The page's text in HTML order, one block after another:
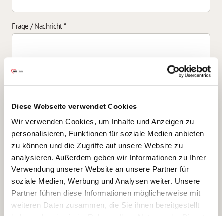
Diese Webseite verwendet Cookies
Wir verwenden Cookies, um Inhalte und Anzeigen zu
personalisieren, Funktionen für soziale Medien anbieten
zu können und die Zugriffe auf unsere Website zu
analysieren. Außerdem geben wir Informationen zu Ihrer
Verwendung unserer Website an unsere Partner für
soziale Medien, Werbung und Analysen weiter. Unsere
Partner führen diese Informationen möglicherweise mit
weiteren Daten zusammen, die Sie ihnen bereitgestellt
Frage / Nachricht*
Ich bin damit einverstanden, dass meine personenbezogenen Daten
ausschließlich zum Zweck der Durchführung der Kontaktanfrage
verarbeitet, auf IT- Systemen der Garitz Bewirtschaftungsbetriebe
GmbH, Heinrich-von-Kleist-Straße 2, 97688 Bad Kissingen
(Betreiber) gespeichert und an die für das Stellenangebot
verantwortliche Stelle zur Kontaktaufnahme weitergegeben
werden.
Diese Einwilligungserklärung kann ich jederzeit gegenüber dem